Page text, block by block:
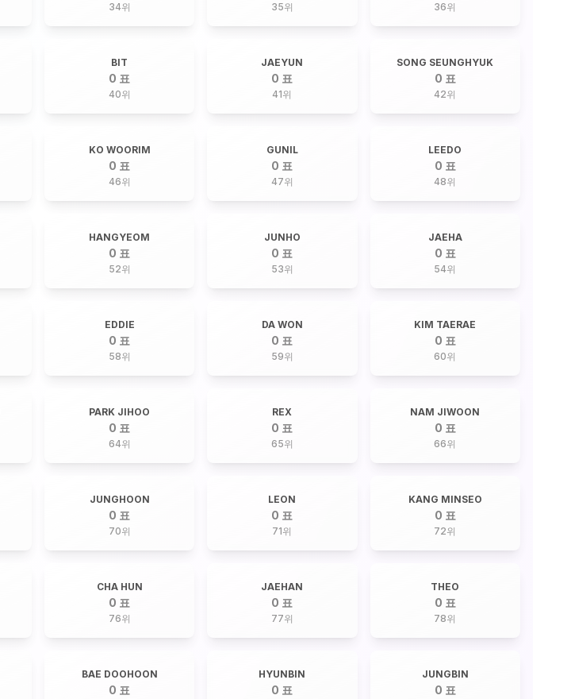
34위 35위 36위
BIT
0 표
40위
JAEYUN
0 표
41위
SONG SEUNGHYUK
0 표
42위
KO WOORIM
0 표
46위
GUNIL
0 표
47위
LEEDO
0 표
48위
HANGYEOM
0 표
52위
JUNHO
0 표
53위
JAEHA
0 표
54위
EDDIE
0 표
58위
DA WON
0 표
59위
KIM TAERAE
0 표
60위
PARK JIHOO
0 표
64위
REX
0 표
65위
NAM JIWOON
0 표
66위
JUNGHOON
0 표
70위
LEON
0 표
71위
KANG MINSEO
0 표
72위
CHA HUN
0 표
76위
JAEHAN
0 표
77위
THEO
0 표
78위
BAE DOOHOON
0 표
HYUNBIN
0 표
JUNGBIN
0 표